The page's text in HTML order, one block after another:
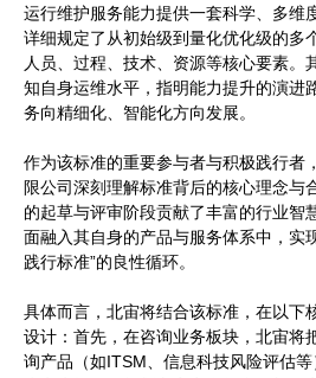
运行维护服务能力提供一套科学、多维
详细规定了从初始级到量化优化级的多
人员、过程、技术、资源等核心要素。
知自身运维水平，指明能力提升的演进
务向精细化、智能化方向发展。
作为该标准的重要参与者与积极践行者
限公司深刻理解标准背后的核心理念与
的起草与评审阶段贡献了丰富的行业智
面融入其自身的产品与服务体系中，实
践行标准”的良性循环。
具体而言，北宙将结合该标准，在以下
设计：首先，在咨询业务板块，北宙将
询产品（如ITSM、信息科技风险评估